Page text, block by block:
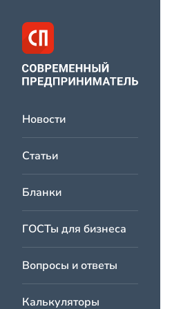
Новости
Статьи
Бланки
ГОСТы для бизнеса
Вопросы и ответы
Калькуляторы